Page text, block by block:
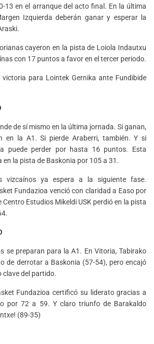
13 en el arranque del acto final. En la última
Izquierda deberán ganar y esperar la
cayeron en la pista de Loiola Indautxu
con 17 puntos a favor en el tercer periodo.
para Lointek Gernika ante Fundibide
de sí mismo en la última jornada. Si ganan,
en la A1. Si pierde Araberri, también. Y si
puede perder por hasta 16 puntos. Esta
en la pista de Baskonia por 105 a 31.
vizcaínos ya espera a la siguiente fase.
Fundazioa venció con claridad a Easo por
Estudios Mikeldi USK perdió en la pista
se preparan para la A1. En Vitoria, Tabirako
de derrotar a Baskonia (57-54), pero encajó
clave del partido.
Fundazioa certificó su liderato gracias a
por 72 a 59. Y claro triunfo de Barakaldo
(89-35)